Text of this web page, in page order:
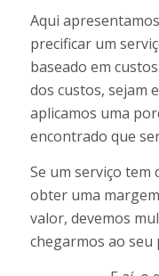
Aqui
precificar um
baseado em
dos custos, sejam
aplicamos uma
encontrado que
Se um serviço tem
obter uma
valor, devemos
chegarmos ao seu